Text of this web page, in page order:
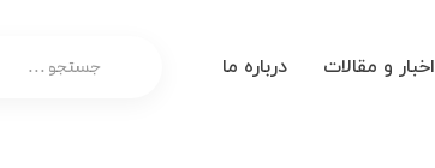
اخبار و مقالات درباره ما